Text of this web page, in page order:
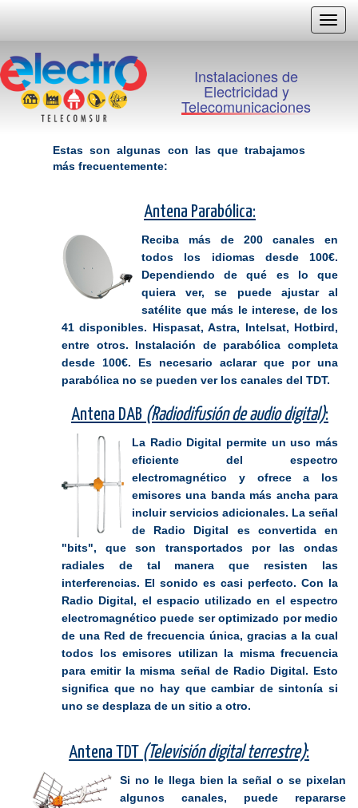
/
Instalaciones de
Electricidad y
Telecomunicaciones
Estas son algunas con las que trabajamos
más frecuentemente:
Antena Parabólica:
Reciba más de 200 canales en
todos los idiomas desde 100€.
Dependiendo de qué es lo que
quiera ver, se puede ajustar al
satélite que más le interese, de los
41 disponibles. Hispasat, Astra, Intelsat, Hotbird,
entre otros. Instalación de parabólica completa
desde 100€. Es necesario aclarar que por una
parabólica no se pueden ver los canales del TDT.
Antena DAB (Radiodifusión de audio digital):
La Radio Digital permite un uso más
eficiente del espectro
electromagnético y ofrece a los
emisores una banda más ancha para
incluir servicios adicionales. La señal
de Radio Digital es convertida en
"bits", que son transportados por las ondas
radiales de tal manera que resisten las
interferencias. El sonido es casi perfecto. Con la
Radio Digital, el espacio utilizado en el espectro
electromagnético puede ser optimizado por medio
de una Red de frecuencia única, gracias a la cual
todos los emisores utilizan la misma frecuencia
para emitir la misma señal de Radio Digital. Esto
significa que no hay que cambiar de sintonía si
uno se desplaza de un sitio a otro.
Antena TDT (Televisión digital terrestre):
Si no le llega bien la señal o se pixelan
algunos canales, puede repararse